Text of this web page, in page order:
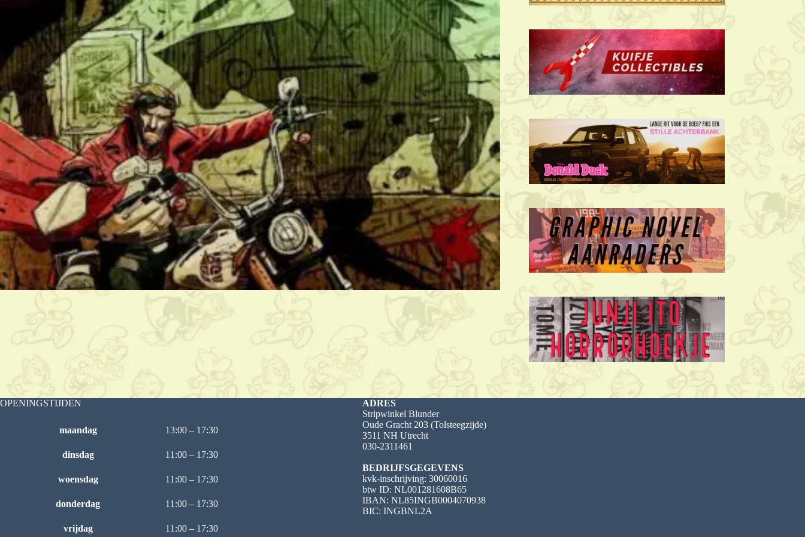
OPENINGSTIJDEN
maandag 13:00 – 17:30
dinsdag 11:00 – 17:30
woensdag 11:00 – 17:30
donderdag 11:00 – 17:30
vrijdag 11:00 – 17:30
ADRES
Stripwinkel Blunder
Oude Gracht 203 (Tolsteegzijde)
3511 NH Utrecht
030-2311461
BEDRIJFSGEGEVENS
kvk-inschrijving: 30060016
btw ID: NL001281608B65
IBAN: NL85INGB0004070938
BIC: INGBNL2A